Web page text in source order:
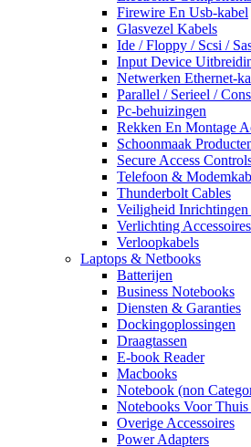
Firewire En Usb-kabel
Glasvezel Kabels
Ide / Floppy / Scsi /
Input Device
Netwerken Ethernet-
Parallel / Serieel /
Pc-behuizingen
Rekken En Montage
Schoonmaak
Secure Access
Telefoon &
Thunderbolt Cables
Veiligheid Inrichtingen
Verlichting Accessoires
Verloopkabels
Laptops & Netbooks
Batterijen
Business Notebooks
Diensten & Garanties
Dockingoplossingen
Draagtassen
E-book Reader
Macbooks
Notebook (non
Notebooks Voor
Overige Accessoires
Power Adapters